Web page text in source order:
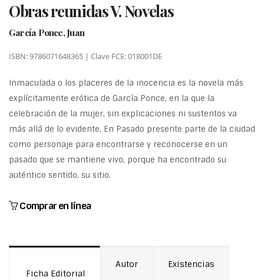
Obras reunidas V. Novelas
García Ponce, Juan
ISBN: 9786071648365 | Clave FCE: 018001DE
Inmaculada o los placeres de la inocencia es la novela más
explícitamente erótica de García Ponce, en la que la
celebración de la mujer, sin explicaciones ni sustentos va
más allá de lo evidente. En Pasado presente parte de la ciudad
como personaje para encontrarse y reconocerse en un
pasado que se mantiene vivo, porque ha encontrado su
auténtico sentido, su sitio.
Comprar en línea
Ficha Editorial
Autor Existencias